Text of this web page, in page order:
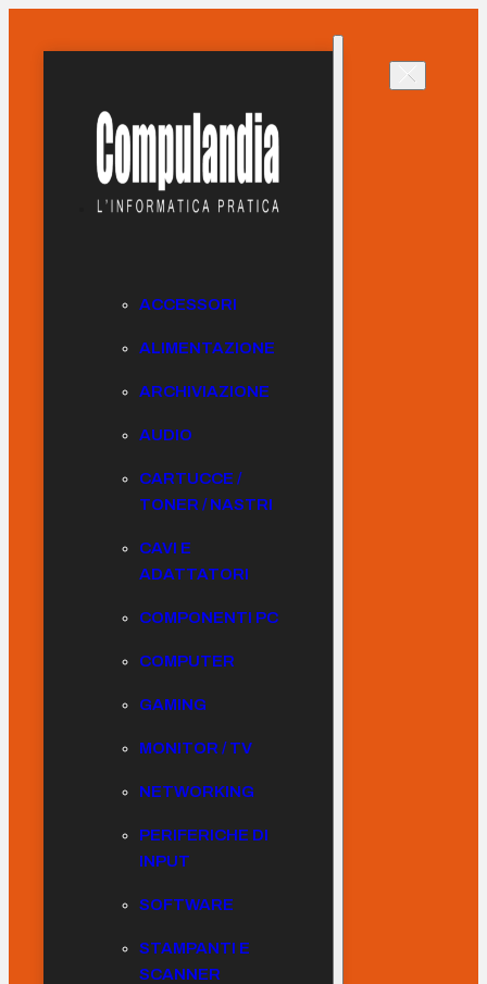
ACCESSORI
ALIMENTAZIONE
ARCHIVIAZIONE
AUDIO
CARTUCCE /
TONER / NASTRI
CAVI E
ADATTATORI
COMPONENTI PC
COMPUTER
GAMING
MONITOR / TV
NETWORKING
PERIFERICHE DI
INPUT
SOFTWARE
STAMPANTI E
SCANNER